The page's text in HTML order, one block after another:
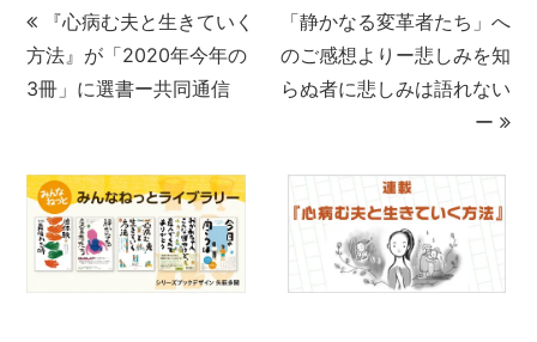
『心病む夫と生きていく
方法』が「2020年今年の
3冊」に選書ー共同通信
「静かなる変革者たち」へ
のご感想よりー悲しみを知
らぬ者に悲しみは語れない
ー